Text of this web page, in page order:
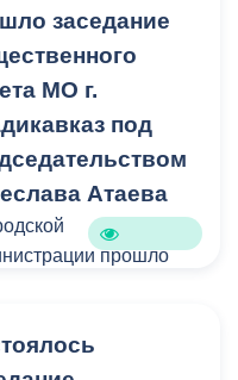
на пресечении
объектов
незаконных
заседание
МО г.
под
Атаева
прошло
Атаева